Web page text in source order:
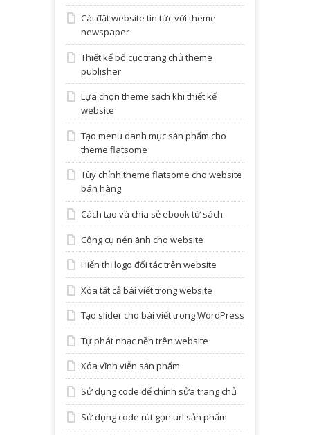
Cài đặt website tin tức với theme
newspaper
Thiết kế bố cục trang chủ theme
publisher
Lựa chọn theme sạch khi thiết kế
website
Tạo menu danh mục sản phẩm cho
theme flatsome
Tùy chỉnh theme flatsome cho website
bán hàng
Cách tạo và chia sẻ ebook từ sách
Công cụ nén ảnh cho website
Hiển thị logo đối tác trên website
Xóa tất cả bài viết trong website
Tạo slider cho bài viết trong WordPress
Tự phát nhạc nền trên website
Xóa vĩnh viễn sản phẩm
Sử dụng code để chỉnh sửa trang chủ
Sử dụng code rút gọn url sản phẩm